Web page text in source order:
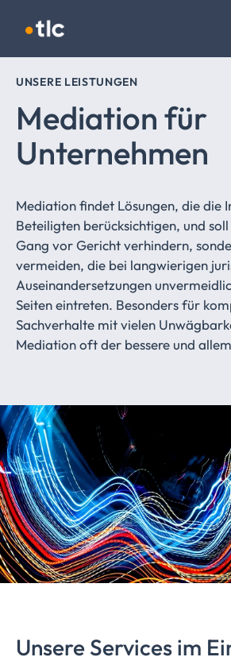
Navigation überspringen
UNSERE LEISTUNGEN
Mediation für
Unternehmen
Mediation findet Lösungen, die die
Beteiligten berücksichtigen, und
Gang vor Gericht verhindern,
vermeiden, die bei langwierigen
Auseinandersetzungen
Seiten eintreten. Besonders für
Sachverhalte mit vielen
Mediation oft der bessere und
Unsere Services im